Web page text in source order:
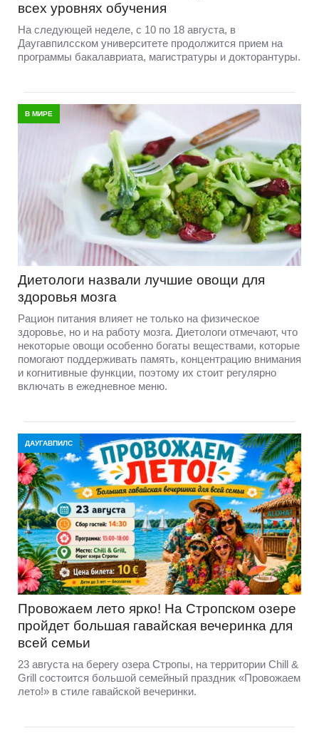
всех уровнях обучения
На следующей неделе, с 10 по 18 августа, в
Даугавпилсском университете продолжится прием на
программы бакалавриата, магистратуры и докторантуры.
В МИРЕ
Диетологи назвали лучшие овощи для
здоровья мозга
Рацион питания влияет не только на физическое
здоровье, но и на работу мозга. Диетологи отмечают, что
некоторые овощи особенно богаты веществами, которые
помогают поддерживать память, концентрацию внимания
и когнитивные функции, поэтому их стоит регулярно
включать в ежедневное меню.
ДАУГАВПИЛС
Провожаем лето ярко! На Стропском озере
пройдет большая гавайская вечеринка для
всей семьи
23 августа на берегу озера Стропы, на территории Chill &
Grill состоится большой семейный праздник «Провожаем
лето!» в стиле гавайской вечеринки.